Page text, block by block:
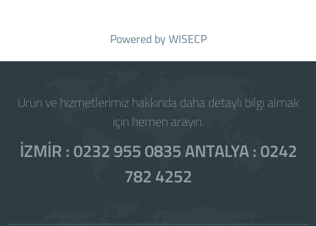
Powered byWISECP
Ürün ve hizmetlerimiz hakkında daha detaylı bilgi almak
için hemen arayın.
İZMİR : 0232 955 0835 ANTALYA : 0242
782 4252